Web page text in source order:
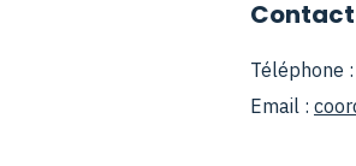
Contact
Téléphone
Email :